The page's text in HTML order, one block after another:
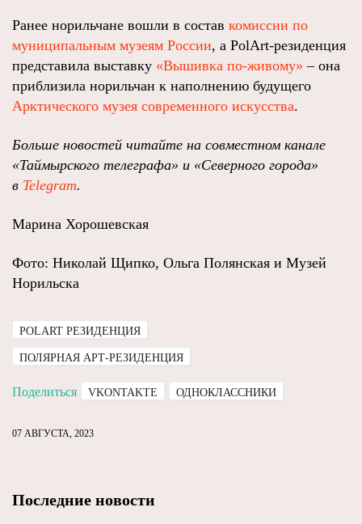
Ранее норильчане вошли в состав комиссии по
муниципальным музеям России, а PolArt-резиденция
представила выставку «Вышивка по-живому» – она
приблизила норильчан к наполнению будущего
Арктического музея современного искусства.
Больше новостей читайте на совместном канале
«Таймырского телеграфа» и «Северного города»
в Telegram.
Марина Хорошевская
Фото: Николай Щипко, Ольга Полянская и Музей
Норильска
POLART РЕЗИДЕНЦИЯ
ПОЛЯРНАЯ АРТ-РЕЗИДЕНЦИЯ
Поделиться VKONTAKTE ОДНОКЛАССНИКИ
07 АВГУСТА, 2023
Последние новости